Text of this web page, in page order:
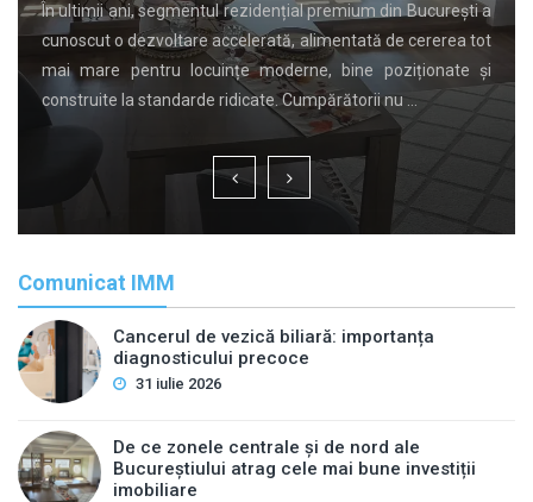
În ultimii ani, segmentul rezidențial premium din București a
cunoscut o dezvoltare accelerată, alimentată de cererea tot
mai mare pentru locuințe moderne, bine poziționate și
construite la standarde ridicate. Cumpărătorii nu …
Comunicat IMM
Cancerul de vezică biliară: importanța
diagnosticului precoce
31 iulie 2026
De ce zonele centrale și de nord ale
Bucureștiului atrag cele mai bune investiții
imobiliare